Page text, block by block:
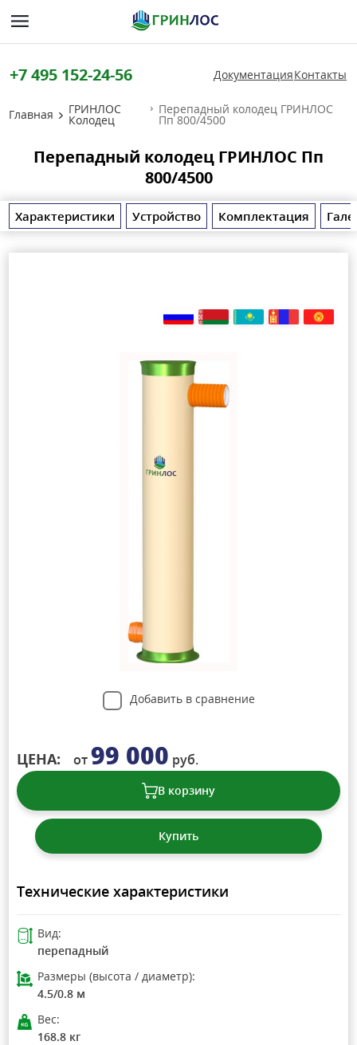
+7 495 152-24-56 ДокументацияКонтакты
Главная ГРИНЛОС
Колодец
Перепадный колодец ГРИНЛОС
Пп 800/4500
Перепадный колодец ГРИНЛОС Пп
800/4500
Характеристики Устройство Комплектация
Добавить в сравнение
ЦЕНА: от99 000 руб.
В корзину
Купить
Технические характеристики
Вид:
перепадный
Размеры (высота / диаметр):
4.5/0.8 м
Вес:
168.8 кг